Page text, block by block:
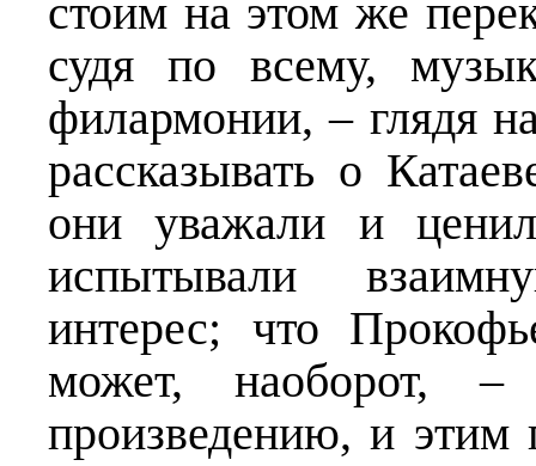
стоим на этом же
судя по всему,
филармонии, – глядя
рассказывать о
они уважали и
испытывали
интерес; что
может, наоборот,
произведению, и этим